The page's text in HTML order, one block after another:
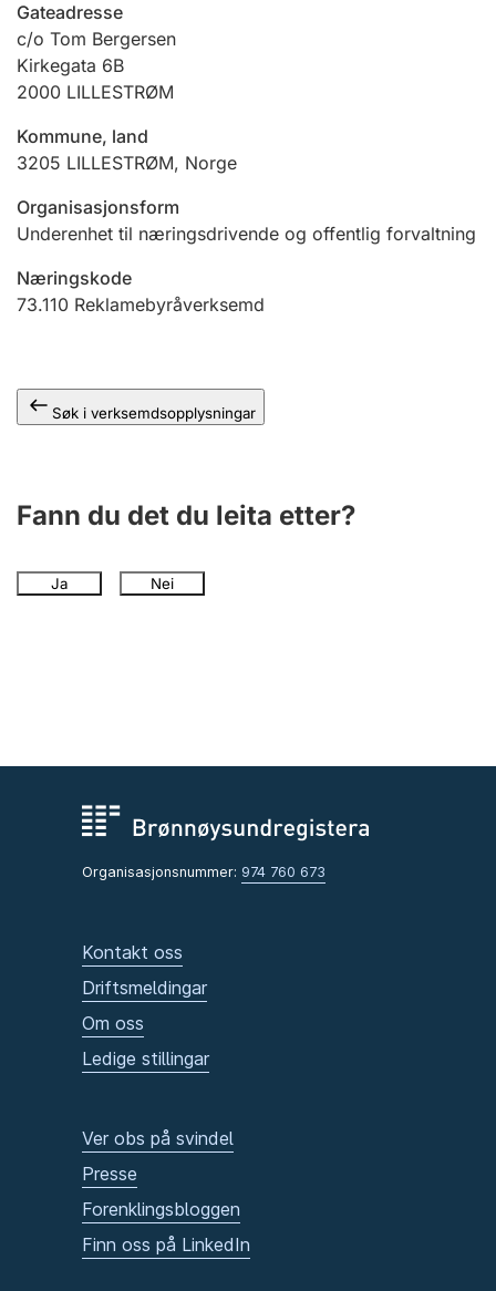
Jeger
Betaling og jegeravgiftskort
Ektepaktrettleiaren
Andre tema
Gateadresse
c/o Tom Bergersen
Kirkegata 6B
2000 LILLESTRØM
Kommune, land
3205 LILLESTRØM, Norge
Organisasjonsform
Underenhet til næringsdrivende og offentlig forvaltning
Næringskode
73.110 Reklamebyråverksemd
Søk i verksemdsopplysningar
Fann du det du leita etter?
Ja Nei
Organisasjonsnummer: 974 760 673
Kontakt oss
Driftsmeldingar
Om oss
Ledige stillingar
Ver obs på svindel
Presse
Forenklingsbloggen
Finn oss på LinkedIn